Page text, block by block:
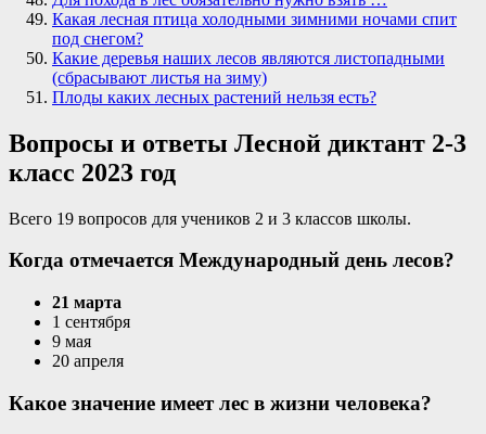
Какая лесная птица холодными зимними ночами спит
под снегом?
Какие деревья наших лесов являются листопадными
(сбрасывают листья на зиму)
Плоды каких лесных растений нельзя есть?
Вопросы и ответы Лесной диктант 2-3
класс 2023 год
Всего 19 вопросов для учеников 2 и 3 классов школы.
Когда отмечается Международный день лесов?
21 марта
1 сентября
9 мая
20 апреля
Какое значение имеет лес в жизни человека?